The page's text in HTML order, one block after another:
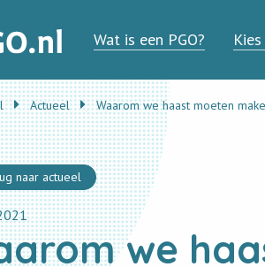
PGO
Wat is een PGO?
Actueel Waarom we haast moeten
naar actueel
we